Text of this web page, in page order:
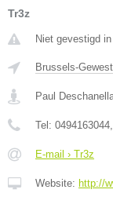
Tr3z
Niet gevestigd
Brussels-Gewest
Paul
Tel: 0494163044
E-mail › Tr3z
Website: http://